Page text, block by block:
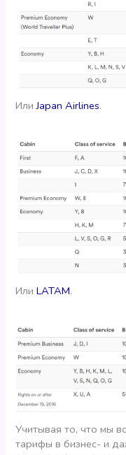
ИлиJapan Airlines.
ИлиLATAM.
Учитывая то, что мы
тарифы в бизнес- и